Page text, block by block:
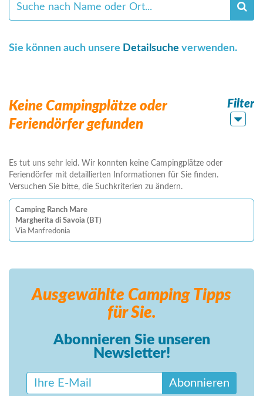
Sie können auch unsere Detailsuche verwenden.
Keine Campingplätze oder
Feriendörfer gefunden
Filter
Es tut uns sehr leid. Wir konnten keine Campingplätze oder
Feriendörfer mit detaillierten Informationen für Sie finden.
Versuchen Sie bitte, die Suchkriterien zu ändern.
Camping Ranch Mare
Margherita di Savoia (BT)
Via Manfredonia
Ausgewählte Camping Tipps
für Sie.
Abonnieren Sie unseren
Newsletter!
Abonnieren